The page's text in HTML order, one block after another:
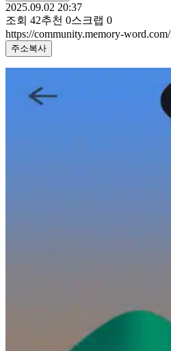
2025.09.02 20:37
조회 42추천 0스크랩 0
https://community.memory-
주소복사